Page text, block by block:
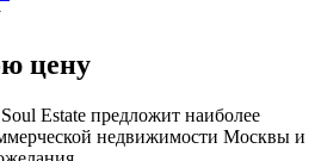
цену
Estate предложит наиболее
недвижимости Москвы и